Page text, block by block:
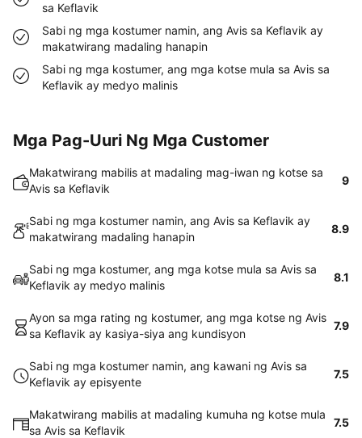
sa Keflavik
Sabi ng mga kostumer namin, ang Avis sa Keflavik ay
makatwirang madaling hanapin
Sabi ng mga kostumer, ang mga kotse mula sa Avis sa
Keflavik ay medyo malinis
Mga Pag-Uuri Ng Mga Customer
Makatwirang mabilis at madaling mag-iwan ng kotse sa
Avis sa Keflavik
9
Sabi ng mga kostumer namin, ang Avis sa Keflavik ay
makatwirang madaling hanapin
8.9
Sabi ng mga kostumer, ang mga kotse mula sa Avis sa
Keflavik ay medyo malinis
8.1
Ayon sa mga rating ng kostumer, ang mga kotse ng Avis
sa Keflavik ay kasiya-siya ang kundisyon
7.9
Sabi ng mga kostumer namin, ang kawani ng Avis sa
Keflavik ay episyente
7.5
Makatwirang mabilis at madaling kumuha ng kotse mula
sa Avis sa Keflavik
7.5